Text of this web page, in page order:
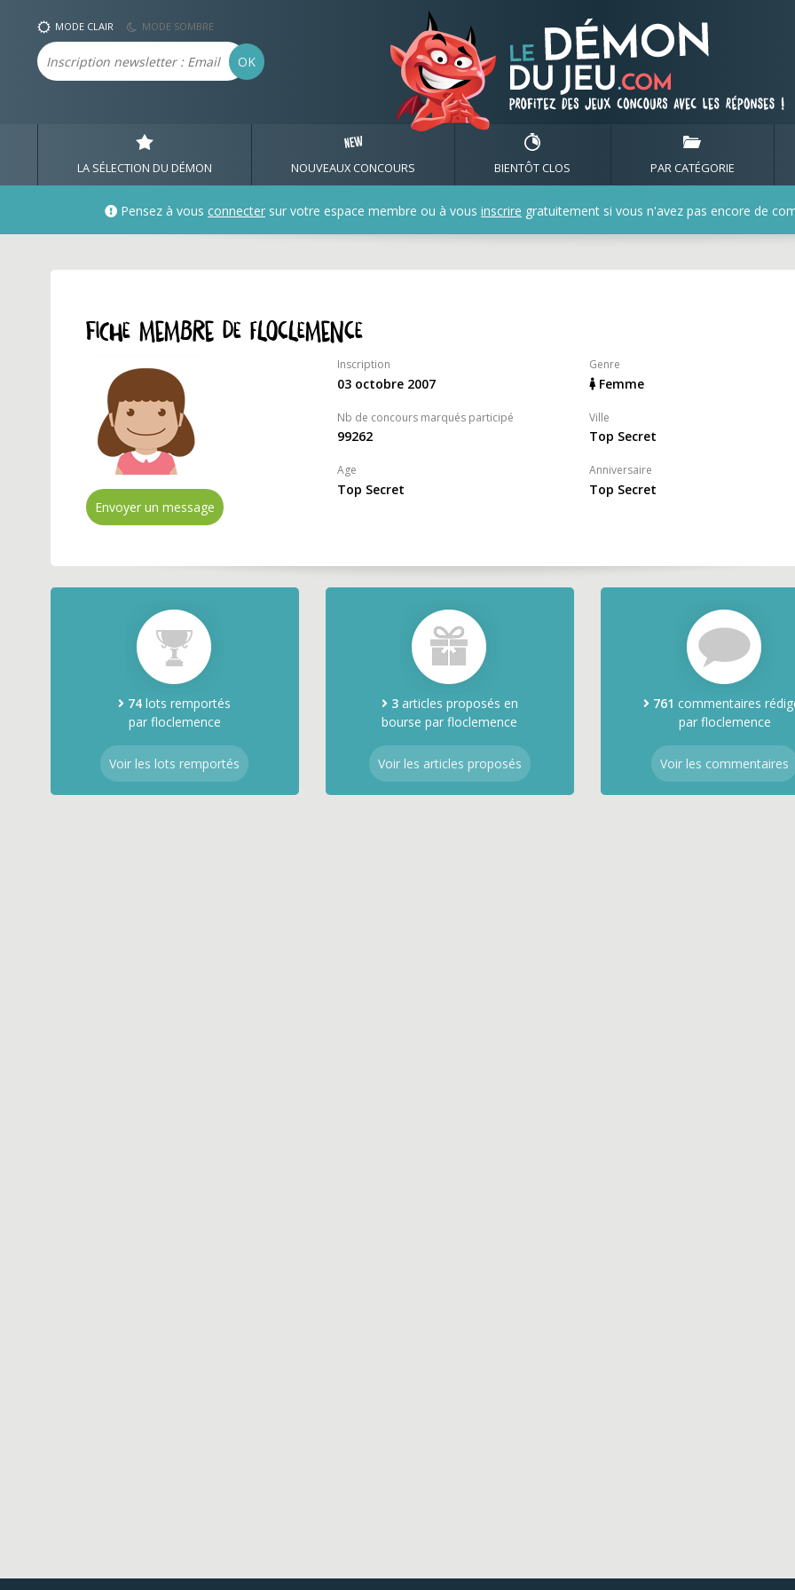
Profil et fiche membre de floclemence
MODE CLAIR MODE SOMBRE
Email OK
LA SÉLECTION DU DÉMON NOUVEAUX CONCOURS BIENTÔT CLOS PAR CATÉGORIE
Pensez à vous connecter sur votre espace membre ou à vous inscrire gratuitement si vous n'avez pas encore de
Fiche membre de floclemence
Envoyer un message
Inscription
03 octobre 2007
Genre
Femme
Nb de concours marqués participé
99262
Ville
Top Secret
Age
Top Secret
Anniversaire
Top Secret
74 lots remportés
par floclemence
Voir les lots remportés
3articles proposés en
bourse par floclemence
Voir les articles proposés
761 commentaires
par floclemence
Voir les commentaires